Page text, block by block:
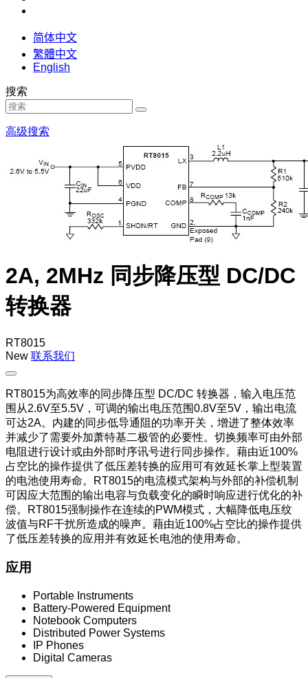
简体中文
繁體中文
English
搜索
高级搜索
2A, 2MHz 同步降压型 DC/DC
转换器
RT8015
New 联系我们
RT8015为高效率的同步降压型 DC/DC 转换器，输入电压范
围从2.6V至5.5V，可调的输出电压范围0.8V至5V，输出电流
可达2A。内建的同步低导通阻的功率开关，增进了整体效率
并减少了需要外加萧特基二极管的必要性。切换频率可由外部
电阻进行设计或由外部时序讯号进行同步操作。藉由近100%
占空比的操作提供了低压差转换的应用可有效延长掌上型装置
的电池使用寿命。RT8015的电流模式架构与外部的补偿机制
可因应大范围的输出电容与负载变化的瞬时响应进行优化的补
偿。RT8015强制操作在连续的PWM模式，大幅降低电压纹
波值与RF干扰所造成的噪声。藉由近100%占空比的操作提供
了低压差转换的应用并有效延长电池的使用寿命。
应用
Portable Instruments
Battery-Powered Equipment
Notebook Computers
Distributed Power Systems
IP Phones
Digital Cameras